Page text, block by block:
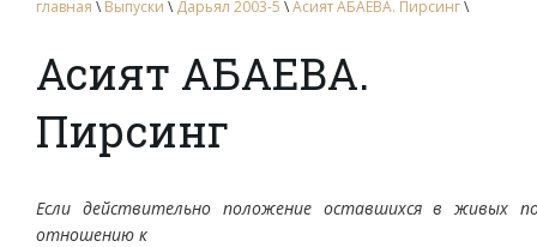
главная \ Выпуски \ Дарьял 2003-5 \Асият АБАЕВА. Пирсинг\
Асият АБАЕВА.
Пирсинг
Если действительно положение оставшихся в живых
отношению к